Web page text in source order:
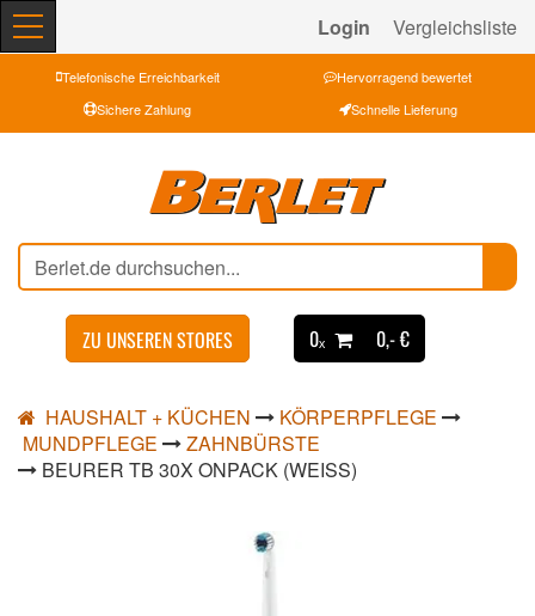
Login Vergleichsliste
Telefonische Erreichbarkeit
Hervorragend bewertet
Sichere Zahlung
Schnelle Lieferung
ZU UNSEREN STORES 0ₓ 0,- €
HAUSHALT + KÜCHEN
KÖRPERPFLEGE
MUNDPFLEGE
ZAHNBÜRSTE
BEURER TB 30X ONPACK (WEISS)